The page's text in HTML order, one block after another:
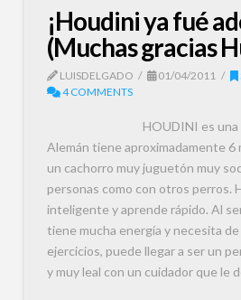
¡Houdini ya fué
(Muchas gracias
LUISDELGADO 01/04/2011
4 COMMENTS
HOUDINI es
Alemán tiene aproximadamente 6
un cachorro muy juguetón muy
personas como con otros perros.
inteligente y aprende rápido. Al
tiene mucha energía y necesita
ejercicios, puede llegar a ser un
y muy leal con un cuidador que le